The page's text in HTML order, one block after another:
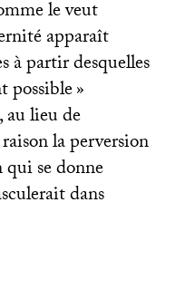
le veut
apparaît
à partir desquelles
possible»
au lieu de
la perversion
se donne
dans